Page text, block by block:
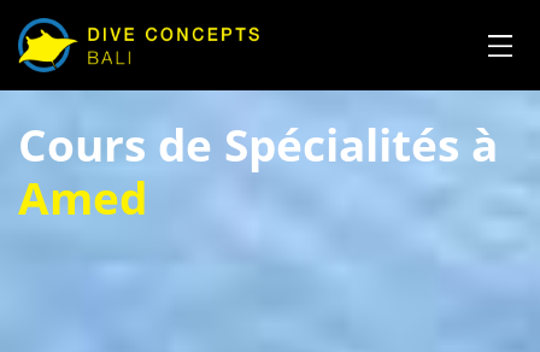
Cours de Spécialités à
Amed